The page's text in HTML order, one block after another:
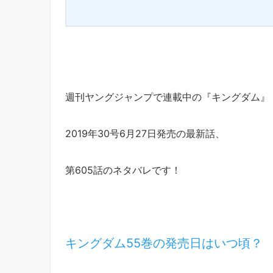
週刊ヤングジャンプで連載中の『キングダム』
2019年30号6月27日発売の最新話、
第605話のネタバレです！
キングダム55巻の発売日はいつ頃？